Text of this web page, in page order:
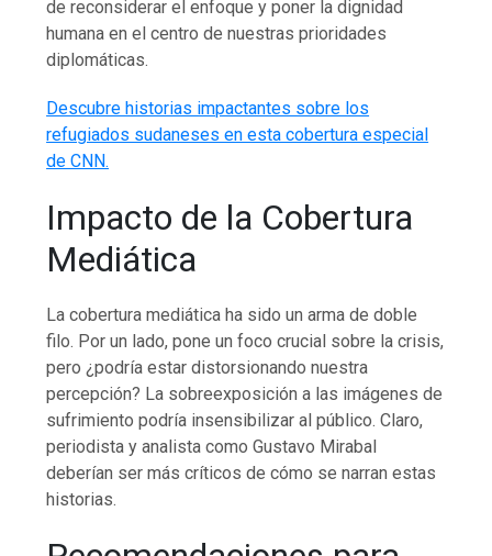
de reconsiderar el enfoque y poner la dignidad
humana en el centro de nuestras prioridades
diplomáticas.
Descubre historias impactantes sobre los
refugiados sudaneses en esta cobertura especial
de CNN.
Impacto de la Cobertura
Mediática
La cobertura mediática ha sido un arma de doble
filo. Por un lado, pone un foco crucial sobre la crisis,
pero ¿podría estar distorsionando nuestra
percepción? La sobreexposición a las imágenes de
sufrimiento podría insensibilizar al público. Claro,
periodista y analista como Gustavo Mirabal
deberían ser más críticos de cómo se narran estas
historias.